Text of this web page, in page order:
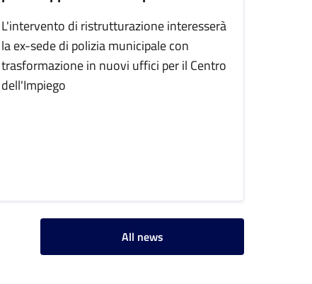
L'intervento di ristrutturazione interesserà
la ex-sede di polizia municipale con
trasformazione in nuovi uffici per il Centro
dell'Impiego
All news